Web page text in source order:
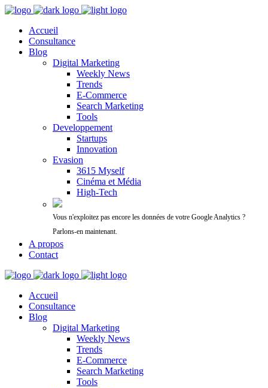
Accueil
Consultance
Blog
Digital Marketing
Weekly News
Trends
E-Commerce
Search Marketing
Tools
Developpement
Startups
Innovation
Evasion
3615 Myself
Cinéma et Média
High-Tech
Vous n'exploitez pas encore les données de votre Google Analytics ?
Parlons-en maintenant.
A propos
Contact
Accueil
Consultance
Blog
Digital Marketing
Weekly News
Trends
E-Commerce
Search Marketing
Tools